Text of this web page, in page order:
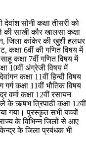
सोनी कक्षा तीसरी को
की साखी कौर खालसा कक्षा
जिला कांकेर की खुशी हलधर
कक्षा 6वीं की गणित विषय में
कक्षा 7वीं गणित विषय में
10वीं अंग्रेजी विषय में
कक्षा 11वीं हिन्दी विषय
कक्षा 11वीं भौतिक विषय
वर्मा कक्षा 12वीं रसायन
के ऋषभ त्रिपाठी कक्षा 12वीं
गया। पुरस्कृत सभी बच्चों
के विभिन्न जिलों से आए
केन्द्र के जिला प्रबंधक भी